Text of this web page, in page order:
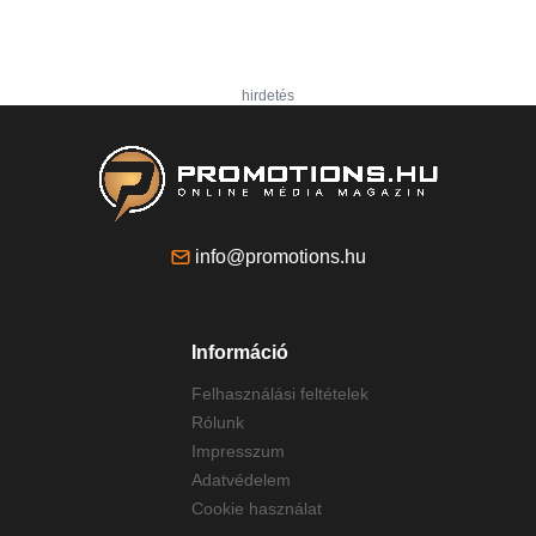
hirdetés
info@promotions.hu
Információ
Felhasználási feltételek
Rólunk
Impresszum
Adatvédelem
Cookie használat